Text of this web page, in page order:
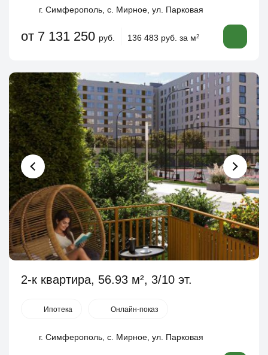
г. Симферополь, с. Мирное, ул. Парковая
от 7 131 250 руб. 136 483 руб. за м2
2-к квартира, 56.93 м², 3/10 эт.
Ипотека Онлайн-показ
г. Симферополь, с. Мирное, ул. Парковая